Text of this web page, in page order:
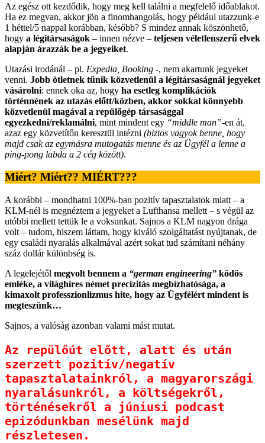
Az egész ott kezdődik, hogy meg kell találni a megfelelő időablakot.
Ha ez megvan, akkor jön a finomhangolás, hogy például utazzunk-e
1 héttel/5 nappal korábban, később? S mindez annak köszönhető,
hogy a légitársaságok – innen nézve – teljesen véletlenszerű elvek
alapján árazzák be a jegyeiket.
Utazási irodánál – pl. Expedia, Booking -, nem akartunk jegyeket
venni. Jobb ötletnek tűnik közvetlenül a légitársaságnál jegyeket
vásárolni: ennek oka az, hogy ha esetleg komplikációk
történnének az utazás előtt/közben, akkor sokkal könnyebb
közvetlenül magával a repülőgép társasággal
egyezkedni/reklamálni, mint mindent egy “middle man”-en át,
azaz egy közvetítőn keresztül intézni (biztos vagyok benne, hogy
majd csak az egymásra mutogatás menne és az Ügyfél a lenne a
ping-pong labda a 2 cég között).
Miért? Miért?? MIÉRT???
A korábbi – mondhatni 100%-ban pozitív tapasztalatok miatt – a
KLM-nél is megnéztem a jegyeket a Lufthansa mellett – s végül az
utóbbi mellett tettük le a voksunkat. Sajnos a KLM nagyon drága
volt – tudom, hiszem láttam, hogy kiváló szolgáltatást nyújtanak, de
egy családi nyaralás alkalmával azért sokat tud számítani néhány
száz dollár különbség is.
A legelejétől megvolt bennem a “german engineering” ködös
emléke, a világhíres német precizitás megbízhatósága, a
kimaxolt professzionlizmus hite, hogy az Ügyfélért mindent is
megteszünk…
Sajnos, a valóság azonban valami mást mutat.
Az repülőút előtt, alatt és után
szerzett pozitív/negatív
tapasztalatainkról, a magyarországi
nyaralásunkról, a költségekről,
történésekről a júniusi podcast
epizódunkban mesélünk majd
részletesen.